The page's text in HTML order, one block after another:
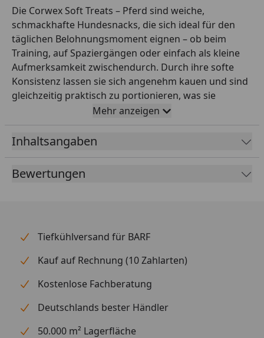
Die Corwex Soft Treats – Pferd sind weiche,
schmackhafte Hundesnacks, die sich ideal für den
täglichen Belohnungsmoment eignen – ob beim
Training, auf Spaziergängen oder einfach als kleine
Aufmerksamkeit zwischendurch. Durch ihre softe
Konsistenz lassen sie sich angenehm kauen und sind
gleichzeitig praktisch zu portionieren, was sie
besonders alltagstauglich macht. Zusätzlich ist die
Rezeptur glutenfrei und damit eine gute Wahl, wenn
du bei Leckerlis gezielt auf Gluten verzichten
möchtest. Die Zusammensetzung basiert auf einem
Nebenerzeugnissen (85,0%). Der Fleischanteil enthält
durch pflanzliche Nebenerzeugnisse, Öle und Fette
bekommst du einen unkomplizierten, gut
verträglichen Soft-Snack, der sich perfekt in jede
Belohnungsroutine integrieren lässt.
Mehr anzeigen
Inhaltsangaben
Bewertungen
Tiefkühlversand für BARF
Kauf auf Rechnung (10 Zahlarten)
Kostenlose Fachberatung
Deutschlands bester Händler
50.000 m² Lagerfläche